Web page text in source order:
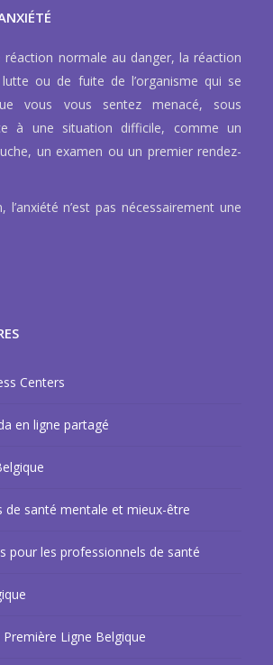
réaction normale au danger, la réaction
ou de fuite de l’organisme qui se
vous vous sentez menacé, sous
à une situation difficile, comme un
un examen ou un premier rendez-
l’anxiété n’est pas nécessairement une
Centers
en ligne partagé
de santé mentale et mieux-être
pour les professionnels de santé
Ligne Belgique